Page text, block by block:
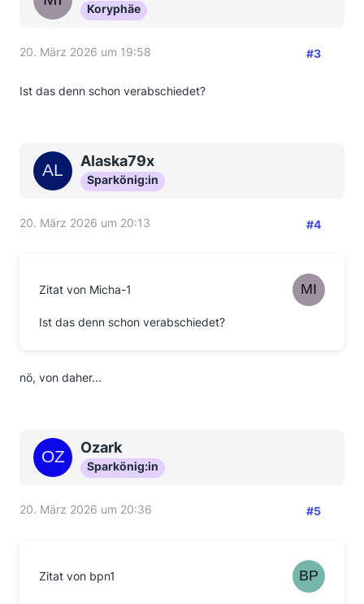
Koryphäe
20. März 2026 um 19:58 #3
Ist das denn schon verabschiedet?
Alaska79x
Sparkönig:in
20. März 2026 um 20:13 #4
Zitat von Micha-1
Ist das denn schon verabschiedet?
nö, von daher...
Ozark
Sparkönig:in
20. März 2026 um 20:36 #5
Zitat von bpn1